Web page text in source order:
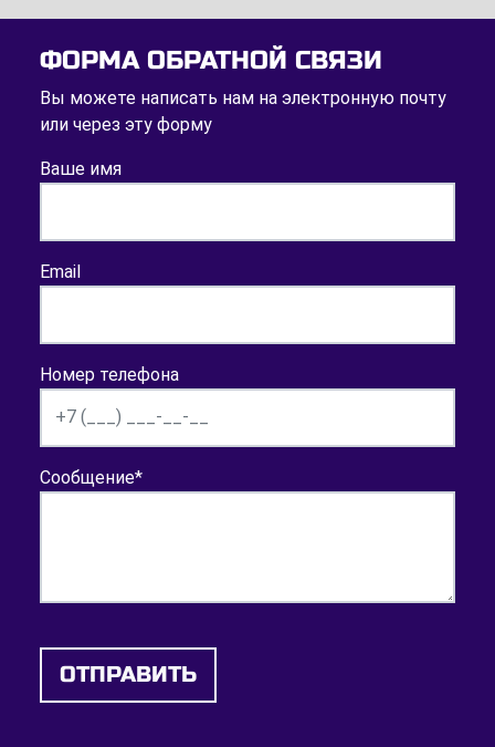
ФОРМА ОБРАТНОЙ СВЯЗИ
Вы можете написать нам на электронную почту
или через эту форму
Ваше имя
Email
Номер телефона
Сообщение*
ОТПРАВИТЬ